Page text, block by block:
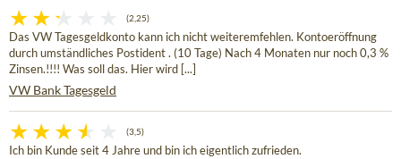
(2,25)
Das VW Tagesgeldkonto kann ich nicht weiteremfehlen. Kontoeröffnung
durch umständliches Postident . (10 Tage) Nach 4 Monaten nur noch 0,3 %
Zinsen.!!!! Was soll das. Hier wird [...]
VW Bank Tagesgeld
(3,5)
Ich bin Kunde seit 4 Jahre und bin ich eigentlich zufrieden.